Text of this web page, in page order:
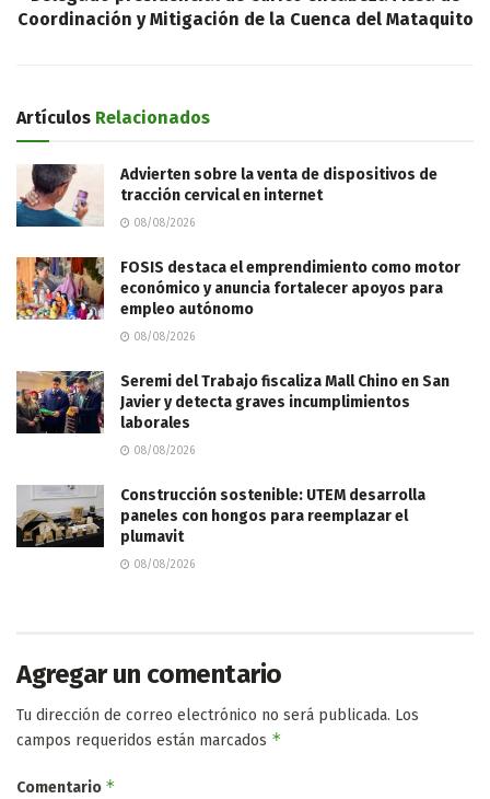
Coordinación y Mitigación de la Cuenca del Mataquito
Artículos Relacionados
Advierten sobre la venta de dispositivos de
tracción cervical en internet
08/08/2026
FOSIS destaca el emprendimiento como motor
económico y anuncia fortalecer apoyos para
empleo autónomo
08/08/2026
Seremi del Trabajo fiscaliza Mall Chino en San
Javier y detecta graves incumplimientos
laborales
08/08/2026
Construcción sostenible: UTEM desarrolla
paneles con hongos para reemplazar el
plumavit
08/08/2026
Agregar un comentario
Tu dirección de correo electrónico no será publicada. Los
campos requeridos están marcados *
Comentario *